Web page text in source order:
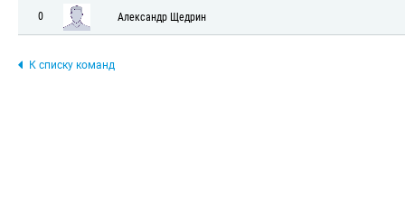
0 Александр Щедрин
К списку команд